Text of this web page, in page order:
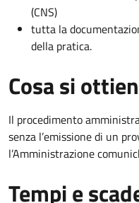
(CNS)
tutta la
della pratica.
Cosa si
Il procedimento
senza l’emissione di un
l’Amministrazione
Tempi e